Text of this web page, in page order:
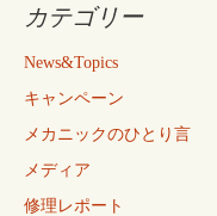
カテゴリー
News&Topics
キャンペーン
メカニックのひとり言
メディア
修理レポート